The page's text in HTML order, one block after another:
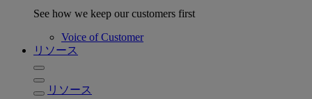
See how we keep our customers first
Voice of Customer
リソース
リソース